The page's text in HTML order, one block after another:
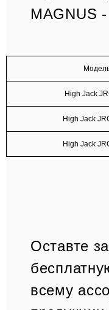
MAGNUS
High Jack
High Jack
High Jack
Оставте
всему